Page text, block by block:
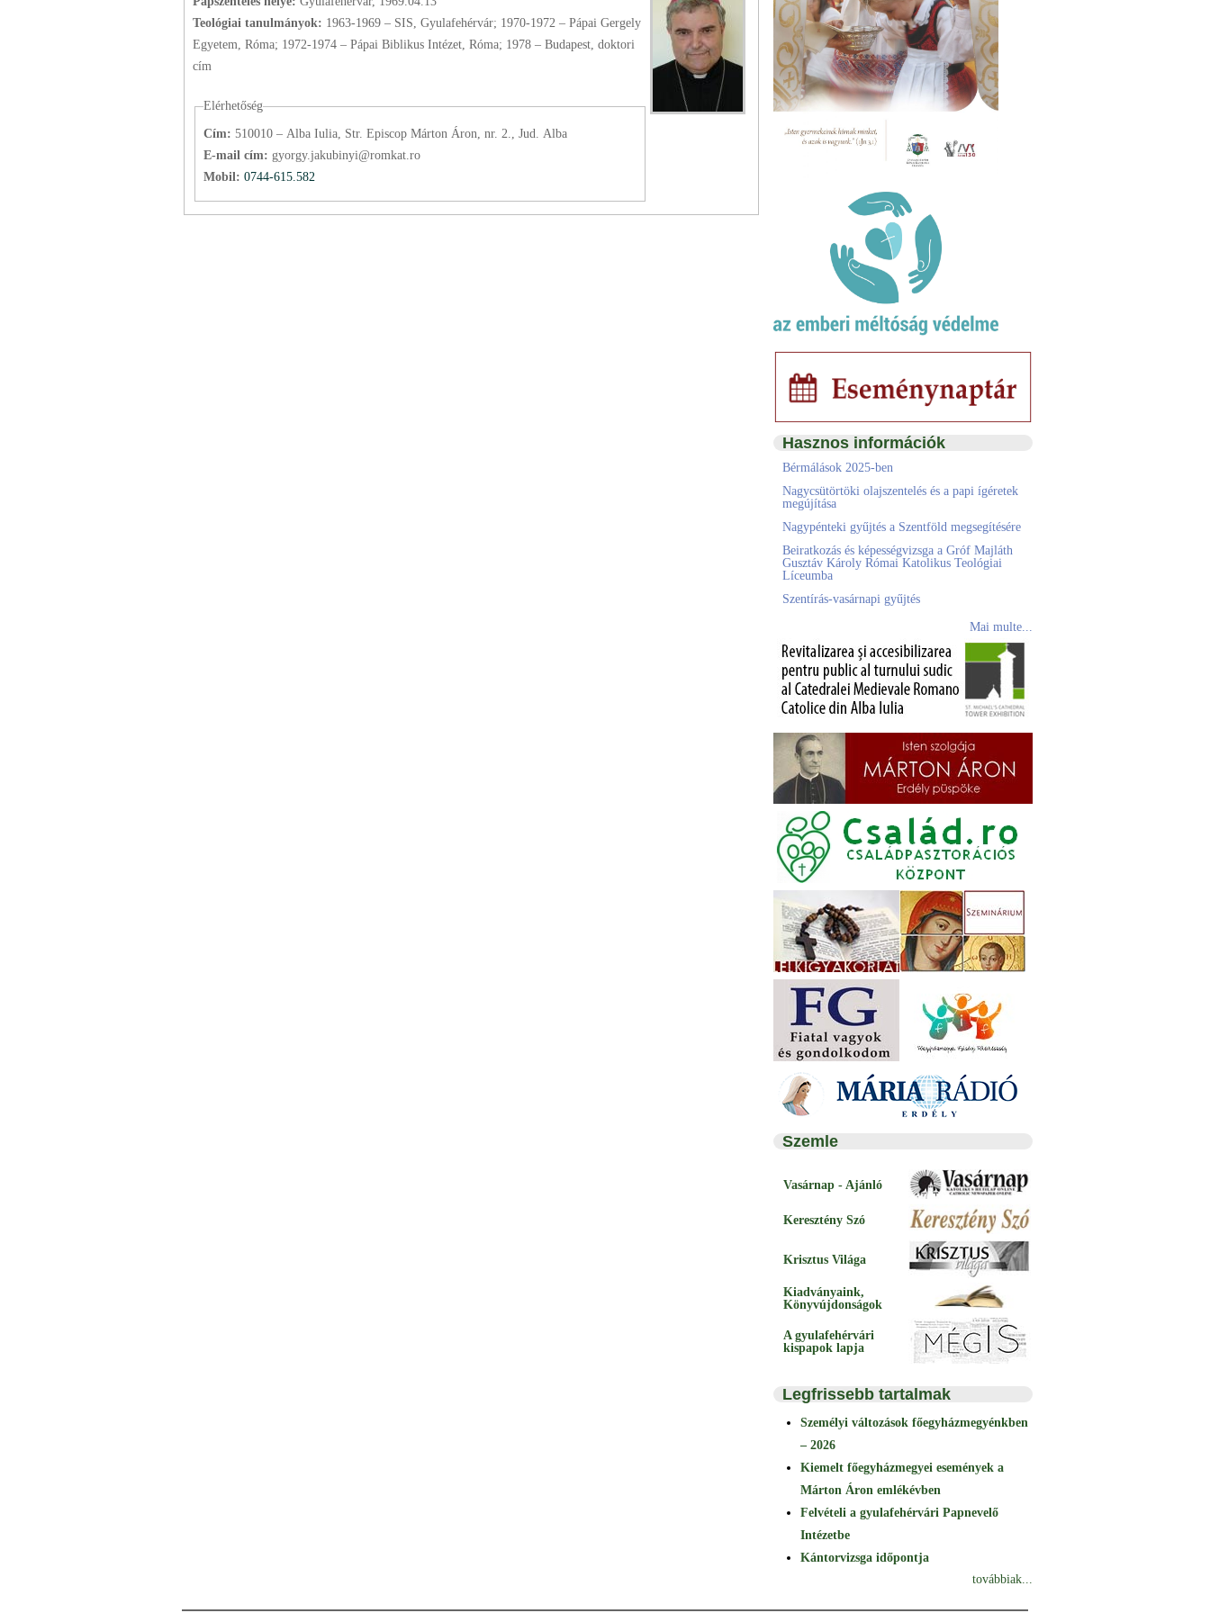
Teológiai tanulmányok: 1963-1969 – SIS, Gyulafehérvár; 1970-1972 – Pápai Gergely
Egyetem, Róma; 1972-1974 – Pápai Biblikus Intézet, Róma; 1978 – Budapest, doktori
cím
Elérhetőség
Cím: 510010 – Alba Iulia, Str. Episcop Márton Áron, nr. 2., Jud. Alba
E-mail cím: gyorgy.jakubinyi@romkat.ro
Mobil: 0744-615.582
Hasznos információk
Bérmálások 2025-ben
Nagycsütörtöki olajszentelés és a papi ígéretek
megújítása
Nagypénteki gyűjtés a Szentföld megsegítésére
Beiratkozás és képességvizsga a Gróf Majláth
Gusztáv Károly Római Katolikus Teológiai
Líceumba
Szentírás-vasárnapi gyűjtés
Mai multe...
Szemle
Vasárnap - Ajánló
Keresztény Szó
Krisztus Világa
Kiadványaink,
Könyvújdonságok
A gyulafehérvári
kispapok lapja
Legfrissebb tartalmak
Személyi változások főegyházmegyénkben
– 2026
Kiemelt főegyházmegyei események a
Márton Áron emlékévben
Felvételi a gyulafehérvári Papnevelő
Intézetbe
Kántorvizsga időpontja
továbbiak...